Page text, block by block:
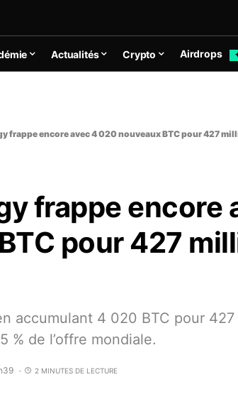
Actualités Crypto Airdrops
frappe encore avec 4 020 nouveaux BTC pour 427
frappe encore
pour 427
accumulant 4 020 BTC pour
% de l’offre mondiale.
2 MINUTES DE LECTURE